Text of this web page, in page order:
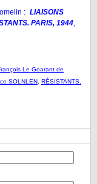
: LIAISONS
PARIS, 1944,
Le Goarant de
SOLNLEN RÉSISTANTS.